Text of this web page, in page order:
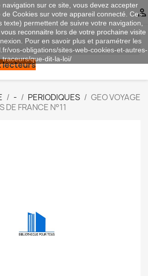

lecteurs
- PERIODIQUES
GEO VOYAGE
DE FRANCE N°11
navigation sur ce site, vous devez accepter
de Cookies sur votre appareil connecté. Ces
texte) permettent de suivre votre navigation,
reconnaitre lors de votre prochaine visite
Pour en savoir plus et paramétrer les
vos-obligations/sites-web-cookies-et-autres-
traceurs/que-dit-la-loi/